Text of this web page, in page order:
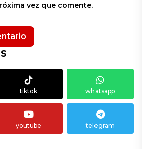
vez que comente.
tiktok whatsapp
youtube telegram